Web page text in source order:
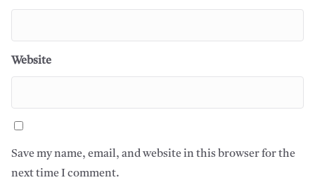
Website
Save my name, email, and website in this browser for the
next time I comment.